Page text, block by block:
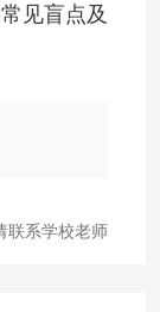
见盲点及
联系学校老师